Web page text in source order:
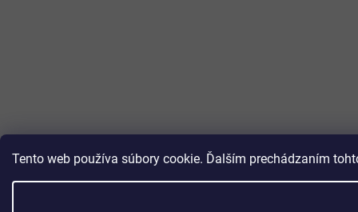
Tento web používa súbory cookie. Ďalším prechádzaním